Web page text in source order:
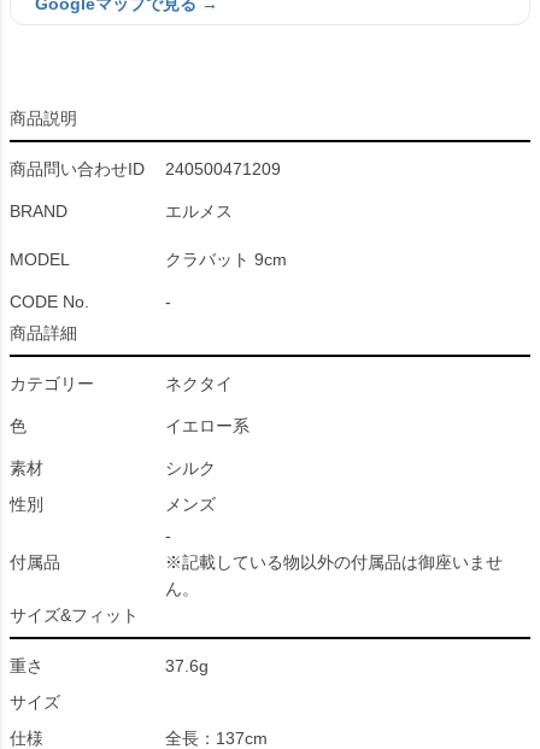
商品説明
商品問い合わせID 240500471209
BRAND エルメス
MODEL クラバット 9cm
CODE No.
-
商品詳細
カテゴリー ネクタイ
色 イエロー系
素材
シルク
性別
メンズ
付属品
-
※記載している物以外の付属品は御座いませ
ん。
サイズ&フィット
重さ
37.6g
サイズ
仕様
全長：137cm